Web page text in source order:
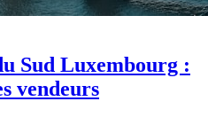
Sud Luxembourg :
vendeurs